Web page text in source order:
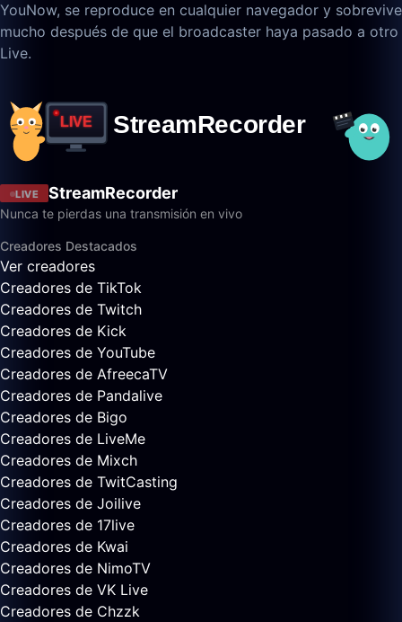
YouNow, se reproduce en cualquier navegador y sobrevive
mucho después de que el broadcaster haya pasado a otro
Live.
LIVE StreamRecorder
Nunca te pierdas una transmisión en vivo
Creadores Destacados
Ver creadores
Creadores de TikTok
Creadores de Twitch
Creadores de Kick
Creadores de YouTube
Creadores de AfreecaTV
Creadores de Pandalive
Creadores de Bigo
Creadores de LiveMe
Creadores de Mixch
Creadores de TwitCasting
Creadores de Joilive
Creadores de 17live
Creadores de Kwai
Creadores de NimoTV
Creadores de VK Live
Creadores de Chzzk